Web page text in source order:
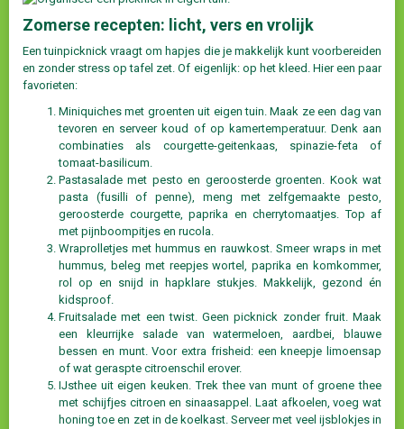
Zomerse recepten: licht, vers en vrolijk
Een tuinpicknick vraagt om hapjes die je makkelijk kunt voorbereiden
en zonder stress op tafel zet. Of eigenlijk: op het kleed. Hier een paar
favorieten:
Miniquiches met groenten uit eigen tuin. Maak ze een dag van
tevoren en serveer koud of op kamertemperatuur. Denk aan
combinaties als courgette-geitenkaas, spinazie-feta of
tomaat-basilicum.
Pastasalade met pesto en geroosterde groenten. Kook wat
pasta (fusilli of penne), meng met zelfgemaakte pesto,
geroosterde courgette, paprika en cherrytomaatjes. Top af
met pijnboompitjes en rucola.
Wraprolletjes met hummus en rauwkost. Smeer wraps in met
hummus, beleg met reepjes wortel, paprika en komkommer,
rol op en snijd in hapklare stukjes. Makkelijk, gezond én
kidsproof.
Fruitsalade met een twist. Geen picknick zonder fruit. Maak
een kleurrijke salade van watermeloen, aardbei, blauwe
bessen en munt. Voor extra frisheid: een kneepje limoensap
of wat geraspte citroenschil erover.
IJsthee uit eigen keuken. Trek thee van munt of groene thee
met schijfjes citroen en sinaasappel. Laat afkoelen, voeg wat
honing toe en zet in de koelkast. Serveer met veel ijsblokjes in